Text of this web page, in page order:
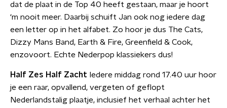
dat de plaat in de Top 40 heeft gestaan, maar je hoort
‘m nooit meer. Daarbij schuift Jan ook nog iedere dag
een letter op in het alfabet. Zo hoor je dus The Cats,
Dizzy Mans Band, Earth & Fire, Greenfield & Cook,
enzovoort. Echte Nederpop klassiekers dus!
Half Zes Half Zacht Iedere middag rond 17.40 uur hoor
je een raar, opvallend, vergeten of geflopt
Nederlandstalig plaatje, inclusief het verhaal achter het